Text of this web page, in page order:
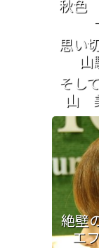
秋色
思い
そ
山
絶壁
エ